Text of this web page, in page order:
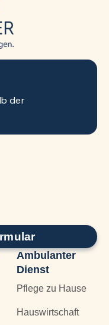
der
Ambulanter
Dienst
Pflege zu Hause
Hauswirtschaft